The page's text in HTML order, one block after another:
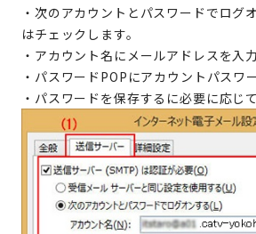
・次のアカウントとパスワードでログ
はチェックします。
・アカウント名にメールアドレスを入力
・パスワードPOPにアカウントパスワ
・パスワードを保存するに必要に応じ